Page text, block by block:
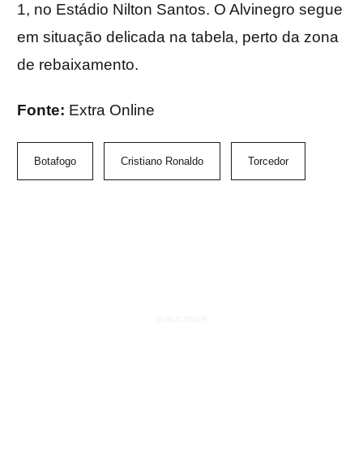
1, no Estádio Nilton Santos. O Alvinegro segue
em situação delicada na tabela, perto da zona
de rebaixamento.
Fonte: Extra Online
Botafogo Cristiano Ronaldo Torcedor